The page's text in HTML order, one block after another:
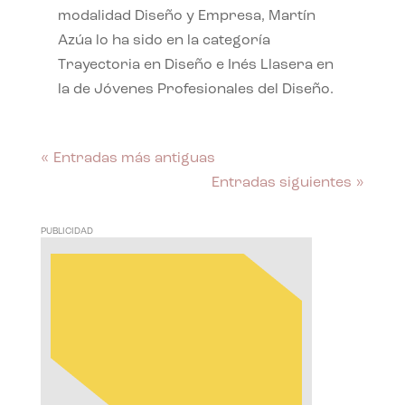
modalidad Diseño y Empresa, Martín
Azúa lo ha sido en la categoría
Trayectoria en Diseño e Inés Llasera en
la de Jóvenes Profesionales del Diseño.
« Entradas más antiguas
Entradas siguientes »
PUBLICIDAD